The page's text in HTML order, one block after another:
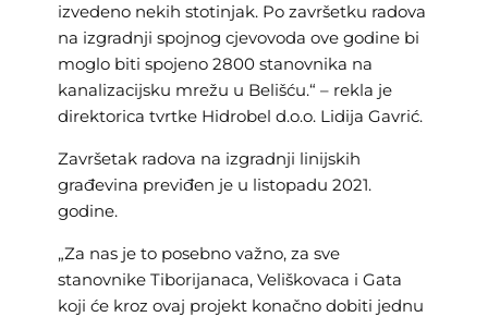
izvedeno nekih stotinjak. Po završetku radova
na izgradnji spojnog cjevovoda ove godine bi
moglo biti spojeno 2800 stanovnika na
kanalizacijsku mrežu u Belišću.“ – rekla je
direktorica tvrtke Hidrobel d.o.o. Lidija Gavrić.
Završetak radova na izgradnji linijskih
građevina previđen je u listopadu 2021.
godine.
„Za nas je to posebno važno, za sve
stanovnike Tiborijanaca, Veliškovaca i Gata
koji će kroz ovaj projekt konačno dobiti jednu